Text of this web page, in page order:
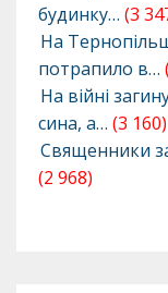
будинку… (3
На
потрапило в…
На війні
сина, а… (3 160)
Священники
(2 968)